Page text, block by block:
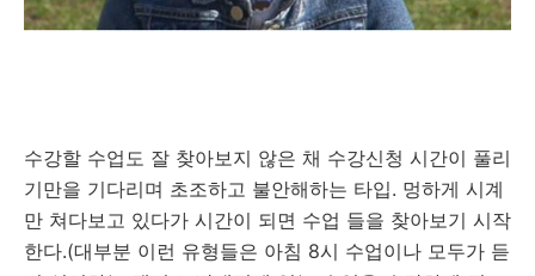
수강할 수업도 잘 찾아보지 않은 채 수강신청 시간이 풀리
기만을 기다리며 초조하고 불안해하는 타입. 멍하게 시계
만 쳐다보고 있다가 시간이 되면 수업 들을 찾아보기 시작
한다.(대부분 이런 유형들은 아침 8시 수업이나 모두가 듣